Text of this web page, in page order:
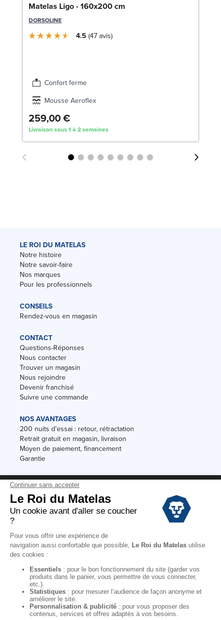
Matelas Ligo - 160x200 cm
DORSOLINE
4.5 47 avis
Confort ferme
Mousse Aeroflex
259,00 €
Livraison sous 1 à 2 semaines
LE ROI DU MATELAS
Notre histoire
Notre savoir-faire
Nos marques
Pour les professionnels
CONSEILS
Rendez-vous en magasin
CONTACT
Questions-Réponses
Nous contacter
Trouver un magasin
Nous rejoindre
Devenir franchisé
Suivre une commande
NOS AVANTAGES
200 nuits d'essai : retour, rétractation
Retrait gratuit en magasin, livraison
Moyen de paiement, financement
Garantie
Conditions des offres
Black Friday
Destockage
Conditions Générales de vente magasin
Mentions Légales
Données personnelles
Codes promo Le Roi du Matelas